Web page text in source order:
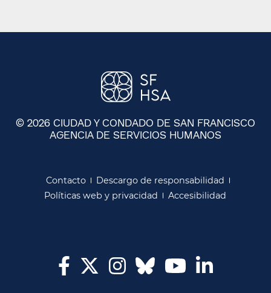
© 2026 CIUDAD Y CONDADO DE SAN FRANCISCO
AGENCIA DE SERVICIOS HUMANOS
Contacto​​
Descargo de responsabilidad​​
Políticas web y privacidad​​
Accesibilidad​​